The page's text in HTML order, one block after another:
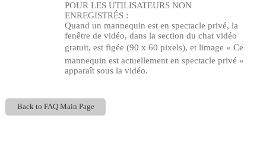
POUR LES UTILISATEURS NON
ENREGISTRÉS :
Quand un mannequin est en spectacle privé, la
fenêtre de vidéo, dans la section du chat vidéo
gratuit, est figée (90 x 60 pixels), et limage « Ce
mannequin est actuellement en spectacle privé »
apparaît sous la vidéo.
Back to FAQ Main Page